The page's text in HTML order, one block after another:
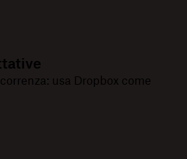
usa Dropbox come